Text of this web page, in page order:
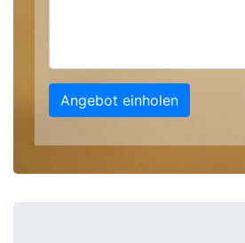
Angebot einholen